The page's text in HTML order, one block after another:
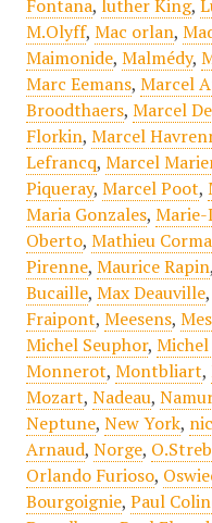
Fontana, luther King,
M.Olyff, Mac orlan,
Maimonide, Malmédy,
Marc Eemans, Marcel
Broodthaers, Marcel
Florkin, Marcel
Lefrancq, Marcel
Piqueray, Marcel Poot,
Maria Gonzales, Marie-
Oberto, Mathieu
Pirenne, Maurice Rapin,
Bucaille, Max Deauville,
Fraipont, Meesens,
Michel Seuphor, Michel
Monnerot, Montbliart,
Mozart, Nadeau, Namur
Neptune, New York,
Arnaud, Norge,
Orlando Furioso,
Bourgoignie, Paul